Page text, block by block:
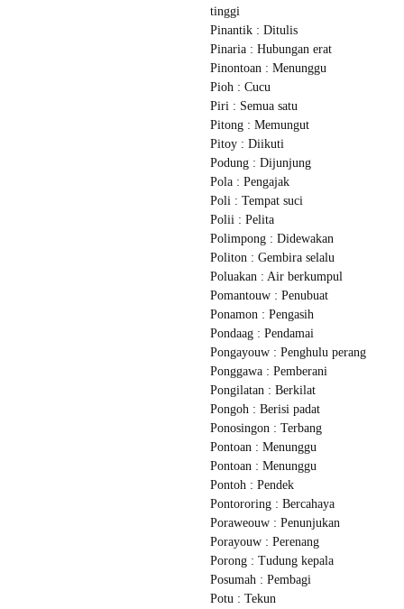
tinggi
Pinantik : Ditulis
Pinaria : Hubungan erat
Pinontoan : Menunggu
Pioh : Cucu
Piri : Semua satu
Pitong : Memungut
Pitoy : Diikuti
Podung : Dijunjung
Pola : Pengajak
Poli : Tempat suci
Polii : Pelita
Polimpong : Didewakan
Politon : Gembira selalu
Poluakan : Air berkumpul
Pomantouw : Penubuat
Ponamon : Pengasih
Pondaag : Pendamai
Pongayouw : Penghulu perang
Ponggawa : Pemberani
Pongilatan : Berkilat
Pongoh : Berisi padat
Ponosingon : Terbang
Pontoan : Menunggu
Pontoan : Menunggu
Pontoh : Pendek
Pontororing : Bercahaya
Poraweouw : Penunjukan
Porayouw : Perenang
Porong : Tudung kepala
Posumah : Pembagi
Potu : Tekun